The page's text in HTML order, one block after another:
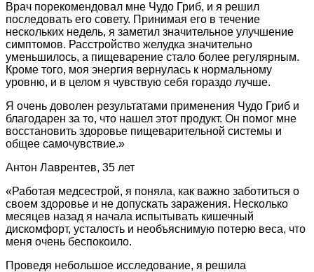
Врач порекомендовал мне Чудо Гриб, и я решил
последовать его совету. Принимая его в течение
нескольких недель, я заметил значительное улучшение
симптомов. Расстройство желудка значительно
уменьшилось, а пищеварение стало более регулярным.
Кроме того, моя энергия вернулась к нормальному
уровню, и в целом я чувствую себя гораздо лучше.
Я очень доволен результатами применения Чудо Гриб и
благодарен за то, что нашел этот продукт. Он помог мне
восстановить здоровье пищеварительной системы и
общее самочувствие.»
Антон Лаврентев, 35 лет
«Работая медсестрой, я поняла, как важно заботиться о
своем здоровье и не допускать заражения. Несколько
месяцев назад я начала испытывать кишечный
дискомфорт, усталость и необъяснимую потерю веса, что
меня очень беспокоило.
Проведя небольшое исследование, я решила